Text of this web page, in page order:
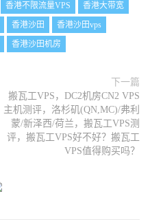
香港不限流量VPS
香港大带宽
香港沙田
香港沙田vps
香港沙田机房
下一篇
搬瓦工VPS，DC2机房CN2 VPS
主机测评，洛杉矶(QN,MC)/弗利
蒙/新泽西/荷兰，搬瓦工VPS测
评，搬瓦工VPS好不好？搬瓦工
VPS值得购买吗？